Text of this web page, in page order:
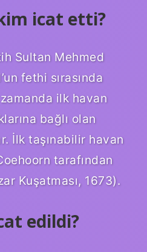
icat etti?
Sultan Mehmed
fethi sırasında
zamanda ilk havan
bağlı olan
İlk taşınabilir havan
tarafından
Kuşatması, 1673).
edildi?